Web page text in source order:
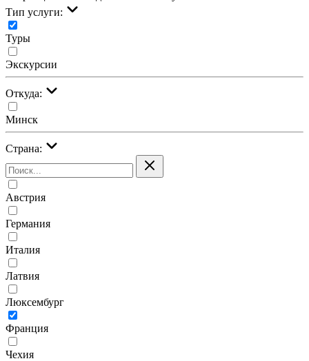
Тип услуги:
Туры
Экскурсии
Откуда:
Минск
Страна:
Австрия
Германия
Италия
Латвия
Люксембург
Франция
Чехия